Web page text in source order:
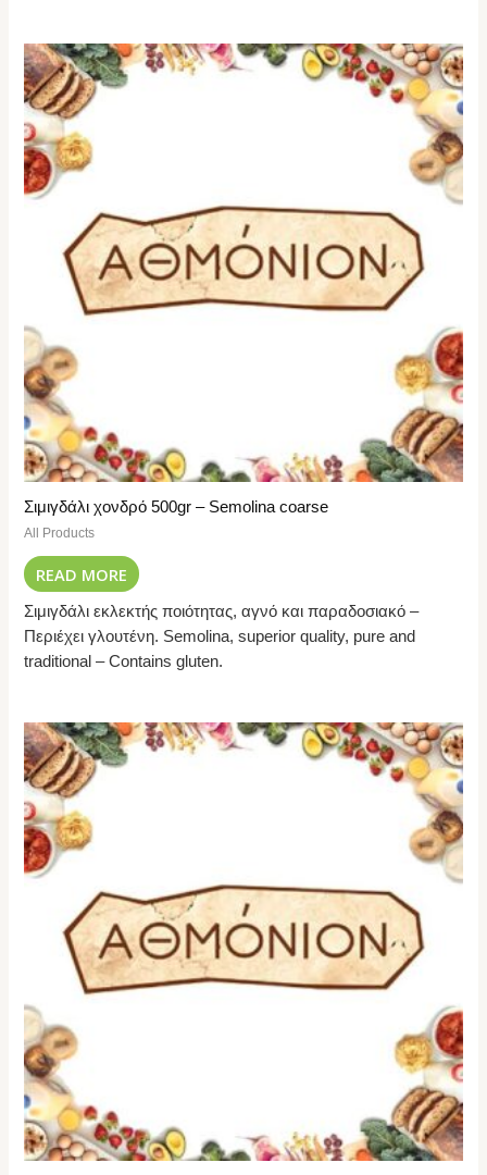
Σιμιγδάλι χονδρό 500gr – Semolina coarse
All Products
READ MORE
Σιμιγδάλι εκλεκτής ποιότητας, αγνό και παραδοσιακό –
Περιέχει γλουτένη. Semolina, superior quality, pure and
traditional – Contains gluten.